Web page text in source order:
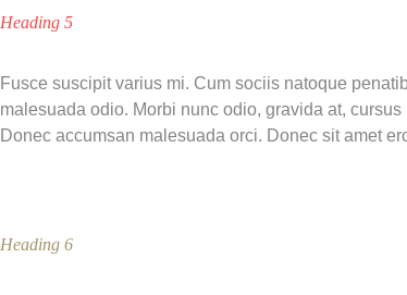
Heading 5
Fusce suscipit varius mi. Cum sociis natoque
malesuada odio. Morbi nunc odio, gravida at,
Donec accumsan malesuada orci. Donec sit amet
Heading 6